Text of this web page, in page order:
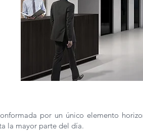
por un único elemento
la mayor parte del día.